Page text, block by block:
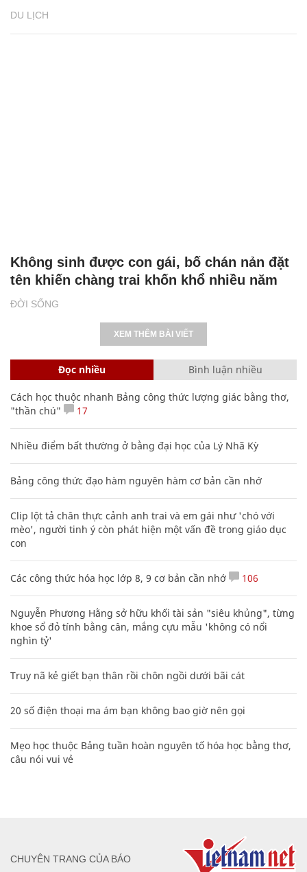
DU LỊCH
ĐỜI SỐNG
Không sinh được con gái, bố chán nản đặt
tên khiến chàng trai khốn khổ nhiều năm
XEM THÊM BÀI VIẾT
Đọc nhiều Bình luận nhiều
Cách học thuộc nhanh Bảng công thức lượng giác bằng thơ,
"thần chú"
17
Nhiều điểm bất thường ở bằng đại học của Lý Nhã Kỳ
Bảng công thức đạo hàm nguyên hàm cơ bản cần nhớ
Clip lột tả chân thực cảnh anh trai và em gái như 'chó với
mèo', người tinh ý còn phát hiện một vấn đề trong giáo dục
con
Các công thức hóa học lớp 8, 9 cơ bản cần nhớ 106
Nguyễn Phương Hằng sở hữu khối tài sản "siêu khủng", từng
khoe sổ đỏ tính bằng cân, mắng cựu mẫu 'không có nổi
nghìn tỷ'
Truy nã kẻ giết bạn thân rồi chôn ngồi dưới bãi cát
20 số điện thoại ma ám bạn không bao giờ nên gọi
Mẹo học thuộc Bảng tuần hoàn nguyên tố hóa học bằng thơ,
câu nói vui vẻ
CHUYÊN TRANG CỦA BÁO